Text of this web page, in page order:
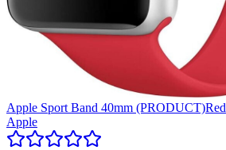
Apple Sport Band 40mm (PRODUCT)Red
Apple